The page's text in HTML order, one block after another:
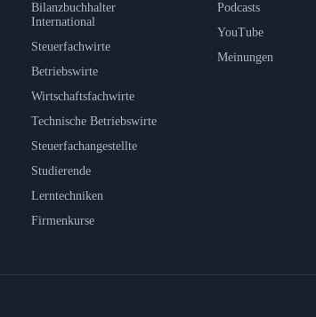
Bilanzbuchhalter
International
Steuerfachwirte
Betriebswirte
Wirtschaftsfachwirte
Technische Betriebswirte
Steuerfachangestellte
Studierende
Lerntechniken
Firmenkurse
Podcasts
YouTube
Meinungen